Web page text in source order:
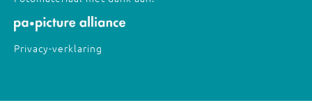
Privacy-verklaring